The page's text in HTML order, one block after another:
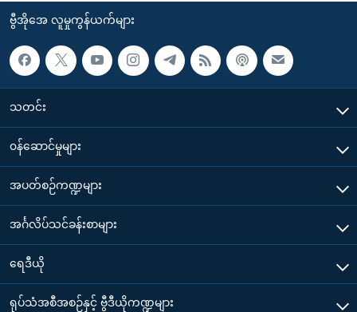
ဗွီအိုအေ လူမှုကွန်ယက်များ
သတင်း
၀န်ဆောင်မှုများ
အပတ်စဉ်ကဏ္ဍများ
အင်္ဂလိပ်သင်ခန်းစာများ
ရေဒီယို
ရုပ်သံအစီအစဉ်နှင့် ဗွီဒီယိုကဏ္ဍများ